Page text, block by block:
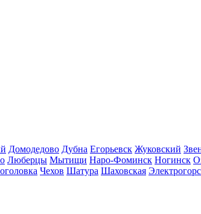
Домодедово Дубна Егорьевск Жуковский
Люберцы Мытищи Наро-Фоминск Ногинск
Чехов Шатура Шаховская